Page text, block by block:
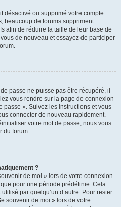
désactivé ou supprimé votre compte
beaucoup de forums suppriment
afin de réduire la taille de leur base de
de nouveau et essayez de participer
passe ne puisse pas être récupéré, il
vous rendre sur la page de connexion
passe ». Suivez les instructions et vous
connecter de nouveau rapidement.
votre mot de passe, nous vous
du forum.
?
de moi » lors de votre connexion
pour une période prédéfinie. Cela
par quelqu’un d’autre. Pour rester
souvenir de moi » lors de votre